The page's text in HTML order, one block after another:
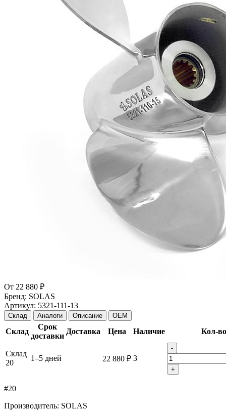
От 22 880 ₽
Бренд: SOLAS
Артикул: 5321-111-13
Склад Аналоги Описание OEM
Склад
Срок
доставки
Доставка Цена Наличие Кол-во
Склад
20
1–5 дней 22 880 ₽ 3
-
+
#20
Производитель: SOLAS